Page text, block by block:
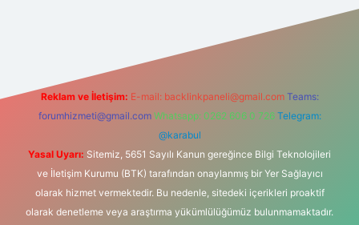
Reklam ve İletişim: E-mail: backlinkpaneli@gmail.com Teams:
forumhizmeti@gmail.com Whatsapp: 0262 606 0 726 Telegram:
@karabul
Yasal Uyarı: Sitemiz, 5651 Sayılı Kanun gereğince Bilgi Teknolojileri
ve İletişim Kurumu (BTK) tarafından onaylanmış bir Yer Sağlayıcı
olarak hizmet vermektedir. Bu nedenle, sitedeki içerikleri proaktif
olarak denetleme veya araştırma yükümlülüğümüz bulunmamaktadır.